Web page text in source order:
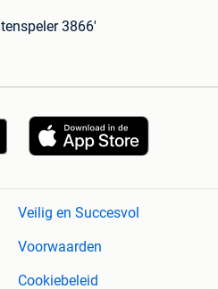
3866'
Veilig en Succesvol
Voorwaarden
Cookiebeleid